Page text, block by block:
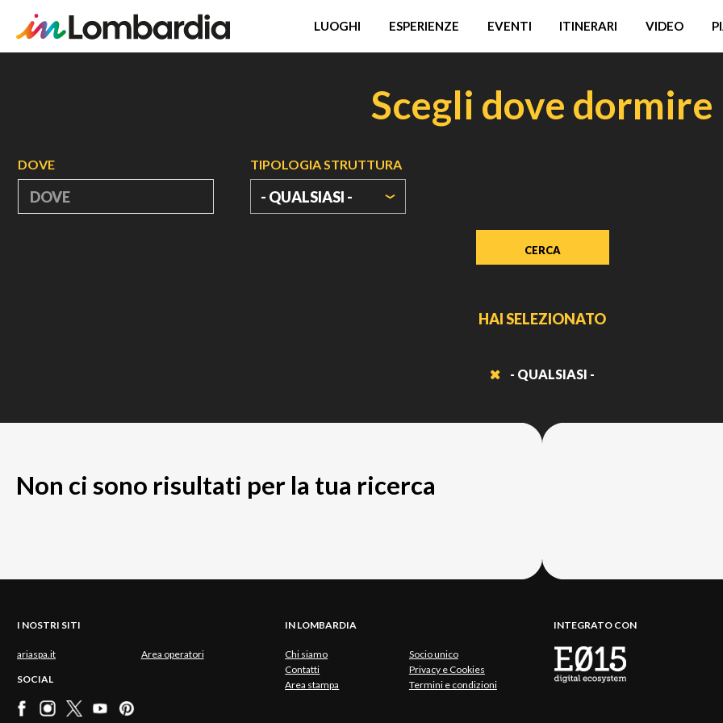
LUOGHI ESPERIENZE EVENTI ITINERARI VIDEO
Scegli dove dormire
DOVE TIPOLOGIA STRUTTURA
- QUALSIASI -
HAI SELEZIONATO
- QUALSIASI -
Non ci sono risultati per la tua ricerca
I NOSTRI SITI
ariaspa.it Area operatori
SOCIAL
IN LOMBARDIA
Chi siamo
Socio unico
Contatti
Privacy e Cookies
Area stampa
Termini e condizioni
INTEGRATO CON